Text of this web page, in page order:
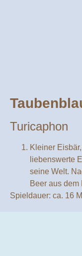
Turicaphon
Kleiner
liebenswerte
seine Welt.
Beer aus dem
Spieldauer: ca. 16